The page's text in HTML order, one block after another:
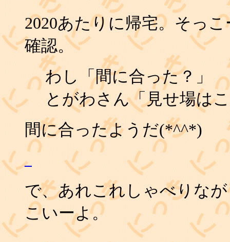
2020あたりに帰宅。そっ
確認。
わし「間に合った？」
とがわさん「見せ場は
間に合ったようだ(*^^*)
_
で、あれこれしゃべりな
こいーよ。